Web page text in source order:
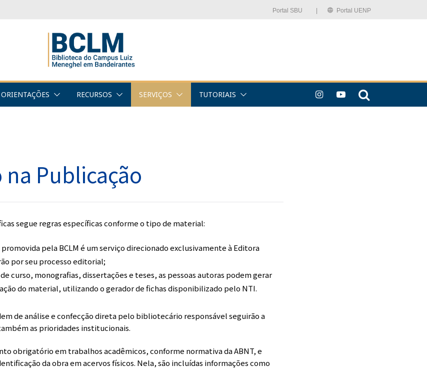
Portal SBU⠀⠀⠀| Portal UENP
ORIENTAÇÕES RECURSOS SERVIÇOS TUTORIAIS
na Publicação
segue regras específicas conforme o tipo de material:
pela BCLM é um serviço direcionado exclusivamente à Editora
por seu processo editorial;
curso, monografias, dissertações e teses, as pessoas autoras podem gerar
do material, utilizando o gerador de fichas disponibilizado pelo NTI.
de análise e confecção direta pelo bibliotecário responsável seguirão a
as prioridades institucionais.
obrigatório em trabalhos acadêmicos, conforme normativa da ABNT, e
da obra em acervos físicos. Nela, são incluídas informações como